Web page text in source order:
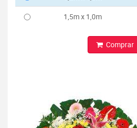
1,5m x 1,0m
Comprar